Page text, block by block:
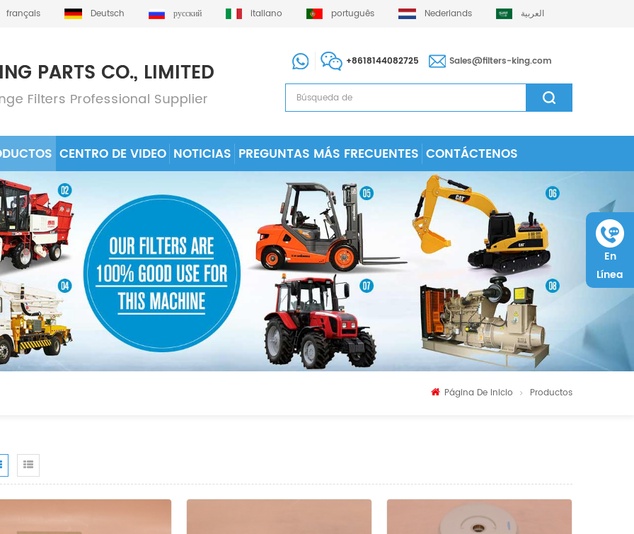
français Deutsch русский italiano português Nederlands العربية
+8618144082725 Sales@filters-king.com
CENTRO DE VIDEO NOTICIAS PREGUNTAS MÁS FRECUENTES CONTÁCTENOS
Página De Inicio Productos
En
Línea